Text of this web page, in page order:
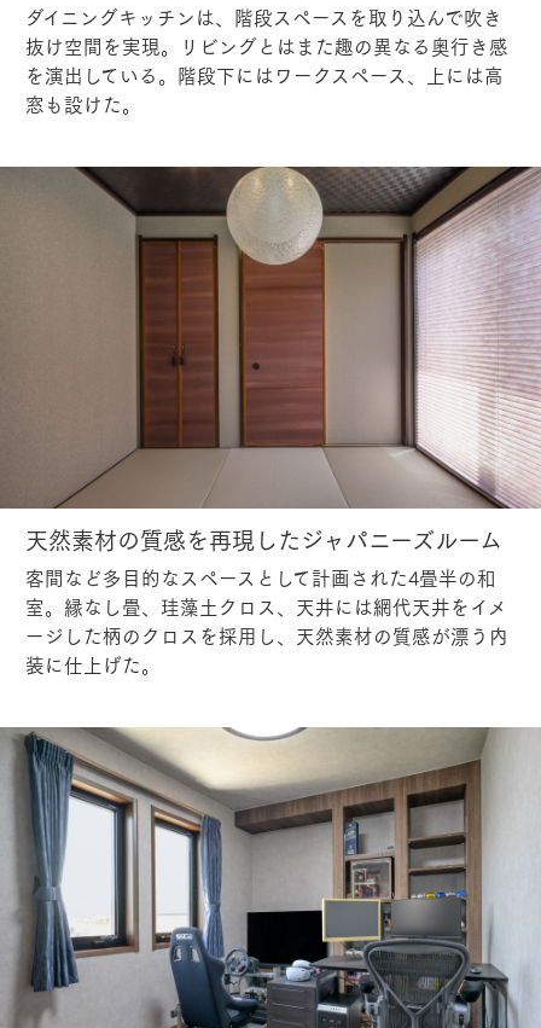
ダイニングキッチンは、階段スペースを取り込んで吹き
抜け空間を実現。リビングとはまた趣の異なる奥行き感
を演出している。階段下にはワークスペース、上には高
窓も設けた。
天然素材の質感を再現したジャパニーズルーム
客間など多目的なスペースとして計画された4畳半の和
室。縁なし畳、珪藻土クロス、天井には網代天井をイメ
ージした柄のクロスを採用し、天然素材の質感が漂う内
装に仕上げた。